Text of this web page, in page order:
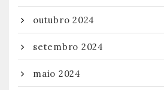
outubro 2024
setembro 2024
maio 2024